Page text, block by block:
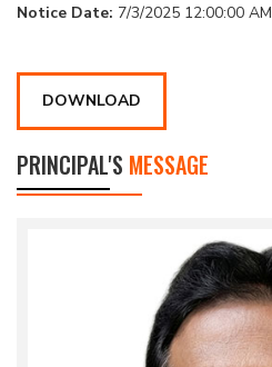
Notice Date: 7/3/2025 12:00:00 AM
DOWNLOAD
PRINCIPAL'S MESSAGE